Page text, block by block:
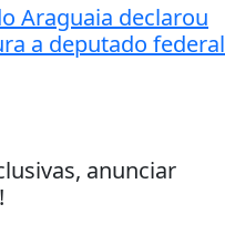
Araguaia declarou
a deputado federal
anunciar